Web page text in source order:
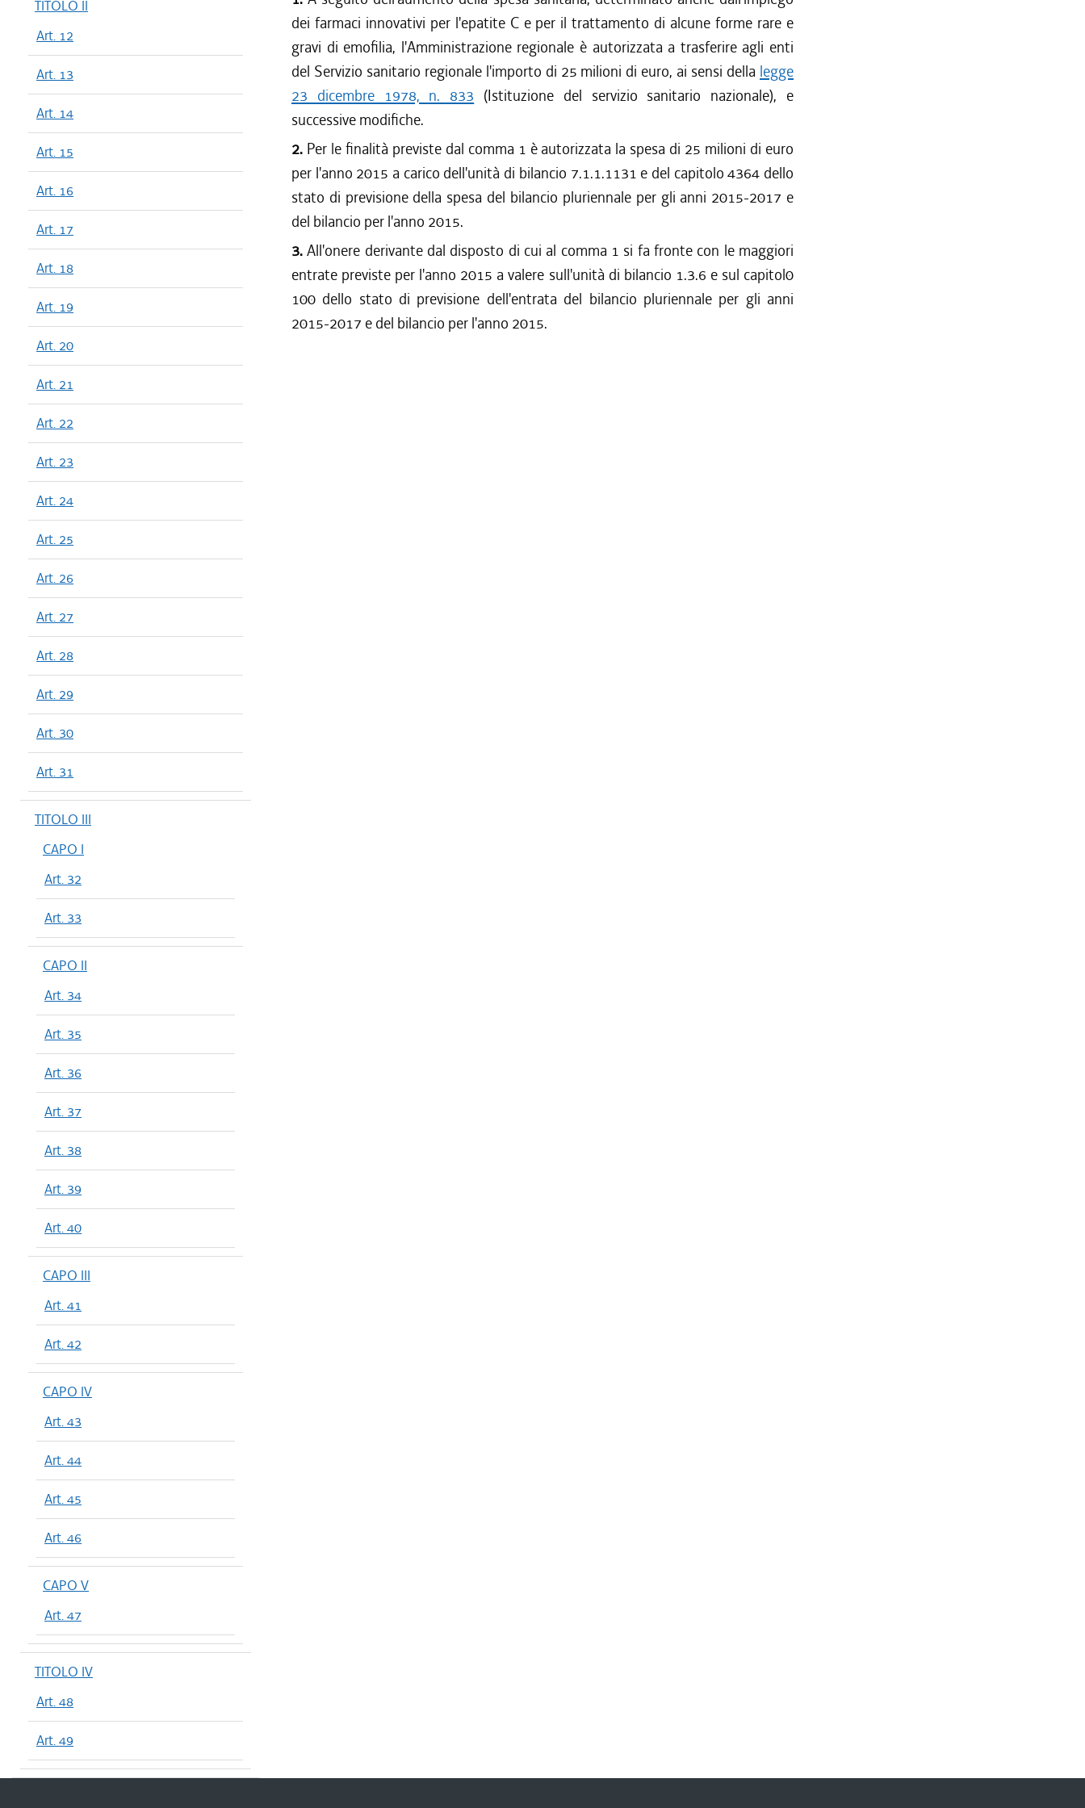
TITOLO II
Art. 12
Art. 13
Art. 14
Art. 15
Art. 16
Art. 17
Art. 18
Art. 19
Art. 20
Art. 21
Art. 22
Art. 23
Art. 24
Art. 25
Art. 26
Art. 27
Art. 28
Art. 29
Art. 30
Art. 31
TITOLO III
CAPO I
Art. 32
Art. 33
CAPO II
Art. 34
Art. 35
Art. 36
Art. 37
Art. 38
Art. 39
Art. 40
CAPO III
Art. 41
Art. 42
CAPO IV
Art. 43
Art. 44
Art. 45
Art. 46
CAPO V
Art. 47
TITOLO IV
Art. 48
Art. 49
dei farmaci innovativi per l'epatite C e per il trattamento di alcune forme rare e
gravi di emofilia, l'Amministrazione regionale è autorizzata a trasferire agli enti
del Servizio sanitario regionale l'importo di 25 milioni di euro, ai sensi della legge
23 dicembre 1978, n. 833 (Istituzione del servizio sanitario nazionale), e
successive modifiche.
2. Per le finalità previste dal comma 1 è autorizzata la spesa di 25 milioni di euro
per l'anno 2015 a carico dell'unità di bilancio 7.1.1.1131 e del capitolo 4364 dello
stato di previsione della spesa del bilancio pluriennale per gli anni 2015-2017 e
del bilancio per l'anno 2015.
3.All'onere derivante dal disposto di cui al comma 1 si fa fronte con le maggiori
entrate previste per l'anno 2015 a valere sull'unità di bilancio 1.3.6 e sul capitol0
100 dello stato di previsione dell'entrata del bilancio pluriennale per gli anni
2015-2017 e del bilancio per l'anno 2015.